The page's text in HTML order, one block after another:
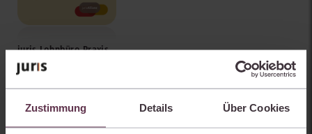
Zustimmung Details Über Cookies
juris Lohnbüro Praxis
mehr Informationen